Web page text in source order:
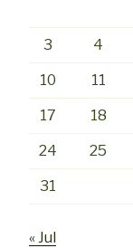
3 4
10 11
17 18
24 25
31
« Jul